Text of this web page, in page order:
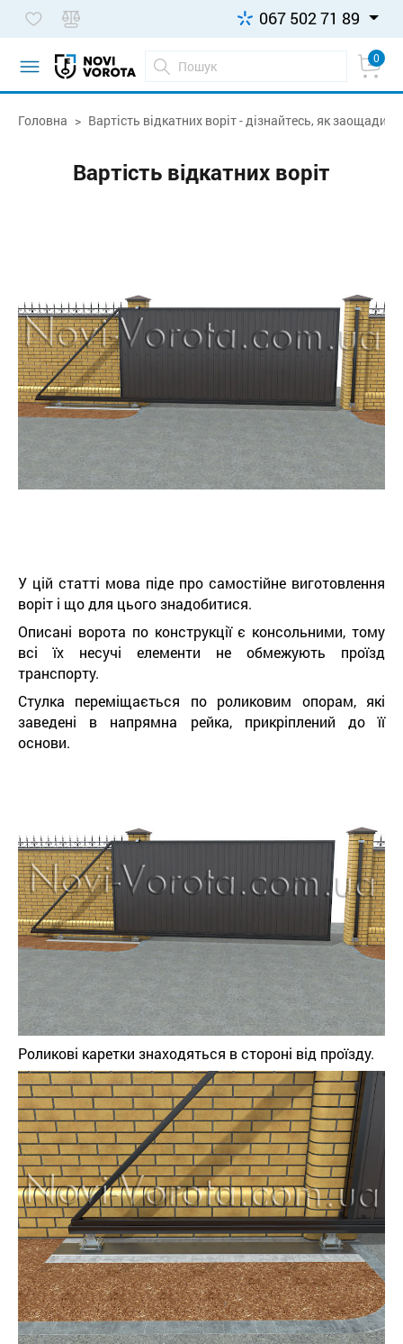
067 502 71 89
0
Головна Вартість відкатних воріт - дізнайтесь, як заощадити
Вартість відкатних воріт
У цій статті мова піде про самостійне виготовлення
воріт і що для цього знадобитися.
Описані ворота по конструкції є консольними, тому
всі їх несучі елементи не обмежують проїзд
транспорту.
Стулка переміщається по роликовим опорам, які
заведені в напрямна рейка, прикріплений до її
основи.
Роликові каретки знаходяться в стороні від проїзду.